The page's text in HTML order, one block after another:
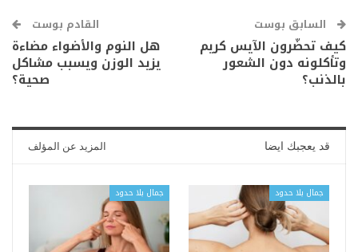
السابق بوست
كيف تحضّرون الآيس كريم
وتأكلونه دون الشعور
بالذنب؟
القادم بوست
هل النوم والأضواء مضاءة
يزيد الوزن ويسبب مشاكل
صحية؟
قد يعجبك ايضا المزيد عن المؤلف
جمال بلا حدود جمال بلا حدود